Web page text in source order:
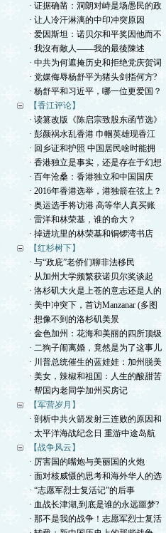
· 证据确凿：洞朗对峙是场愚民的政
· 让人冷汗淋漓的中印冲突原因
· 爱因斯坦：诺贝尔和平奖因他而不
· 我沒有敵人——我的最後陳述
· 中共为何遮掩历史和拒绝党庆贺词
· 党媒侮辱杨舒平为猪头剑指何方?
· 杨舒平和习近平，哪一位更爱国？
【香江评论】
· 读篡改版《陈启宗致股东函节选》
· 彭颜祸水乱香港 巾帼英雄现香江
· 回乡证和护照 中国居民啥时能拥
· 香港独立是事实，还是存在于幻想
· 百年沧桑：香港独立和中国国庆
· 2016年香港选举，港独箭在弦上？
· 奥运选手将访港 高等华人真买账
· 雷洋和林荣基，谁的命大？
· 掉进坑里的林荣基和铜锣湾书店
【红杉树下】
· 与“政庇”老侨们聊非法移民
· 从加州大学频繁获诺贝尔奖谈起
· 洛杉矶大火是上苍的意志还是人的
· 美中冲突下，首访Manzanar (多图
· 想像不到的洛杉矶美景
· 金色加州：花海和美丽的四所顶级
· 二狗子闹离婚，竟然是为了这事儿
· 川普总统催生的蓝娃娃：加州脱美
· 美女，辣椒和祖国：人生的酸甜苦
· 帮国内老同学加州买房记
【军营岁月】
· 剖析中共火箭发射三连败的原因和
· 太平洋海战纪念日 重游中途岛航
【战争风云】
· 厉害国的嘴炮与美丽国的火炮
· 面对核威慑的思考和海外华人的选
· “志愿军烈士复活记”的后事
· 血战长津湖,到底是谁的永远噩梦?
· 那不是我的战争！志愿军烈士复活